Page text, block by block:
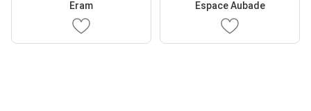
Eram Espace Aubade